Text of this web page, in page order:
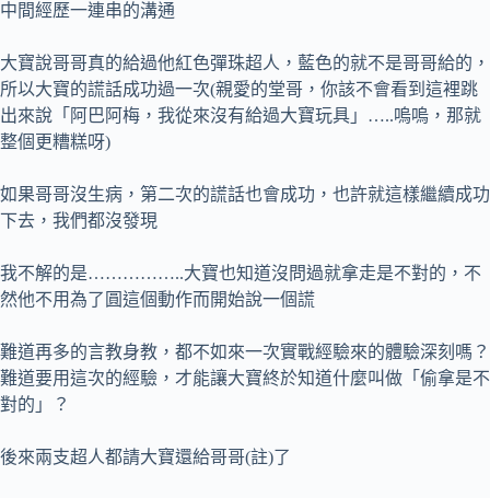
中間經歷一連串的溝通
大寶說哥哥真的給過他紅色彈珠超人，藍色的就不是哥哥給的，
所以大寶的謊話成功過一次(親愛的堂哥，你該不會看到這裡跳
出來說「阿巴阿梅，我從來沒有給過大寶玩具」…..嗚嗚，那就
整個更糟糕呀)
如果哥哥沒生病，第二次的謊話也會成功，也許就這樣繼續成功
下去，我們都沒發現
我不解的是……………..大寶也知道沒問過就拿走是不對的，不
然他不用為了圓這個動作而開始說一個謊
難道再多的言教身教，都不如來一次實戰經驗來的體驗深刻嗎？
難道要用這次的經驗，才能讓大寶終於知道什麼叫做「偷拿是不
對的」？
後來兩支超人都請大寶還給哥哥(註)了